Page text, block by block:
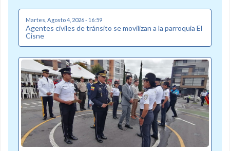
Martes, Agosto 4, 2026 - 16:59
Agentes civiles de tránsito se movilizan a la parroquia El
Cisne